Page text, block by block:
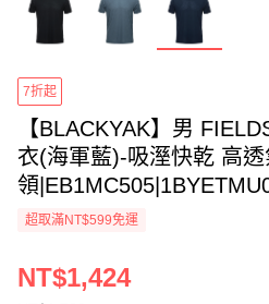
7折起
【BLACKYAK】男
衣(海軍藍)-吸溼快乾 高
領
超取滿NT$599免運
NT$1,424